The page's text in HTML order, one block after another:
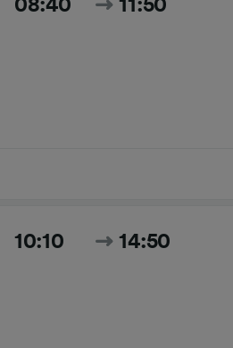
08:40 11:50
10:10 14:50